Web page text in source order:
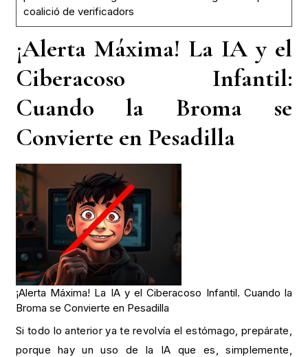
coalició de verificadors
¡Alerta Máxima! La IA y el
Ciberacoso Infantil:
Cuando la Broma se
Convierte en Pesadilla
¡Alerta Máxima! La IA y el Ciberacoso Infantil. Cuando la
Broma se Convierte en Pesadilla
Si todo lo anterior ya te revolvía el estómago, prepárate,
porque hay un uso de la IA que es, simplemente,